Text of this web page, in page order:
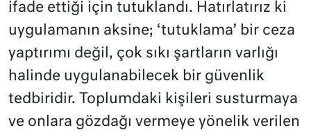
ifade ettiği için tutuklandı. Hatırlatırız ki
uygulamanın aksine; ‘tutuklama’ bir ceza
yaptırımı değil, çok sıkı şartların varlığı
halinde uygulanabilecek bir güvenlik
tedbiridir. Toplumdaki kişileri susturmaya
ve onlara gözdağı vermeye yönelik verilen